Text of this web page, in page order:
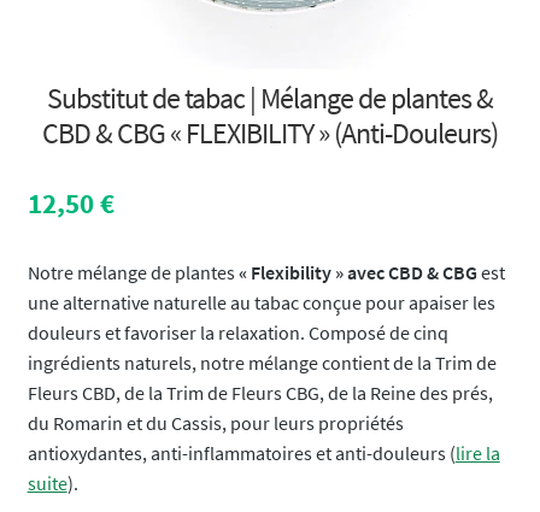
Substitut de tabac | Mélange de plantes &
CBD & CBG « FLEXIBILITY » (Anti-Douleurs)
12,50€
Notre mélange de plantes« Flexibility » avec CBD & CBG est
une alternative naturelle au tabac conçue pour apaiser les
douleurs et favoriser la relaxation. Composé de cinq
ingrédients naturels, notre mélange contient de la Trim de
Fleurs CBD, de la Trim de Fleurs CBG, de la Reine des prés,
du Romarin et du Cassis, pour leurs propriétés
antioxydantes, anti-inflammatoires et anti-douleurs (lire la
suite).